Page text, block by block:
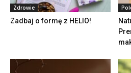
Zdrowie
Zadbaj o formę z HELIO!